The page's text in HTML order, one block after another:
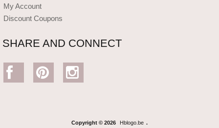
My Account
Discount Coupons
SHARE AND CONNECT
Copyright © 2026 Hblogo.be .